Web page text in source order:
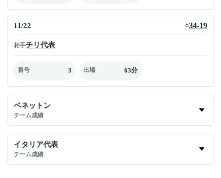
11/22 ○34-19
相手チリ代表
番号 3 出場 63分
ベネットン
チーム成績
イタリア代表
チーム成績